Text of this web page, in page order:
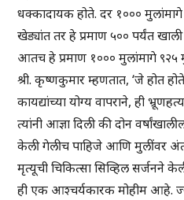
धक्कादायक होते. दर १०००
खेड्यांत तर हे प्रमाण ५०० पर्यंत
आतच हे प्रमाण १००० मुलांमागे
श्री. कृष्णकुमार म्हणतात, ‘जे होत
कायद्यांच्या योग्य वापराने, ही
त्यांनी आज्ञा दिली की दोन
केली गेलीच पाहिजे आणि मुलींवर
मृत्यूची चिकित्सा सिव्हिल सर्जनने
ही एक आश्चर्यकारक मोहीम आहे.